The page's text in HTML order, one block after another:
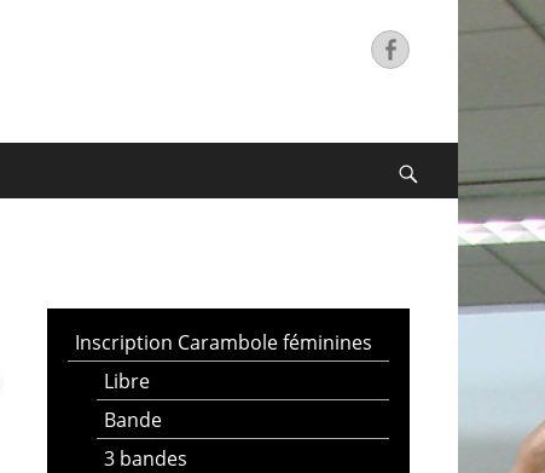
Facebook
Search
Inscription Carambole féminines
Libre
Bande
3 bandes